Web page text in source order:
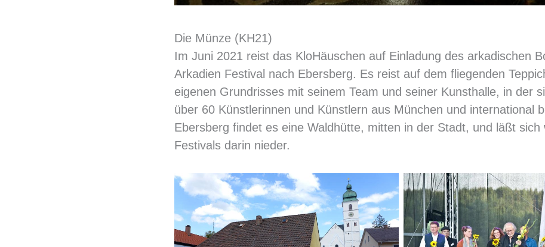
Die Münze (KH21)
Im Juni 2021 reist das KloHäuschen auf Einladung des arkadischen
Arkadien Festival nach Ebersberg. Es reist auf dem fliegenden
eigenen Grundrisses mit seinem Team und seiner Kunsthalle, in der
über 60 Künstlerinnen und Künstlern aus München und international
Ebersberg findet es eine Waldhütte, mitten in der Stadt, und läßt sich
Festivals darin nieder.